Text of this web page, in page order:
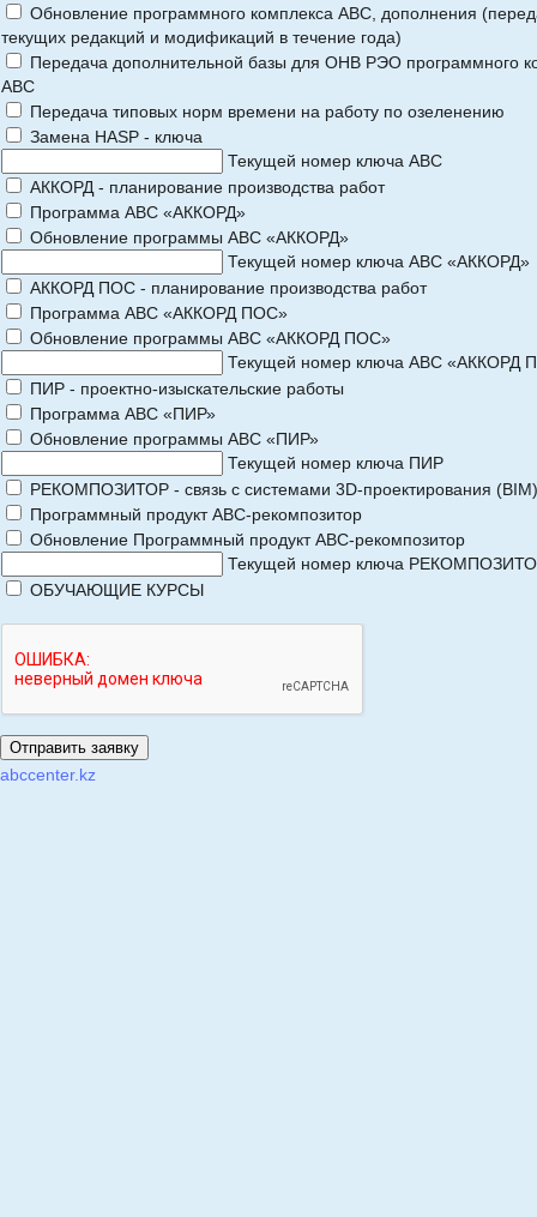
Обновление программного комплекса АВС, дополнения
текущих редакций и модификаций в течение года)
Передача дополнительной базы для ОНВ РЭО программного
АВС
Передача типовых норм времени на работу по озеленению
Замена HASP - ключа
Текущей номер ключа АВС
АККОРД - планирование производства работ
Программа АВС «АККОРД»
Обновление программы АВС «АККОРД»
Текущей номер ключа АВС «АККОРД»
АККОРД ПОС - планирование производства работ
Программа АВС «АККОРД ПОС»
Обновление программы АВС «АККОРД ПОС»
Текущей номер ключа АВС «АККОРД
ПИР - проектно-изыскательские работы
Программа АВС «ПИР»
Обновление программы АВС «ПИР»
Текущей номер ключа ПИР
РЕКОМПОЗИТОР - связь с системами 3D-проектирования (BIM)
Программный продукт АВС-рекомпозитор
Обновление Программный продукт АВС-рекомпозитор
Текущей номер ключа
ОБУЧАЮЩИЕ КУРСЫ
abccenter.kz